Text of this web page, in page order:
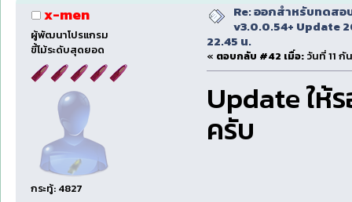
x-men
ผู้พัฒนาโปรแกรม
ขี้โม้ระดับสุดยอด
กระทู้: 4827
Re: ออกสำหรับทดสอ
v3.0.0.54+ Update
22.45 น.
« ตอบกลับ #42 เมื่อ: วันที่ 11
Update ให้
ครับ